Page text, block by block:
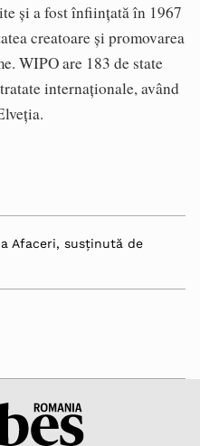
și a fost înființată în 1967
creatoare și promovarea
WIPO are 183 de state
internaționale, având
Afaceri, susținută de